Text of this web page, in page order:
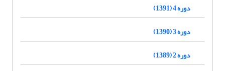
دوره 4 (1391)
دوره 3 (1390)
دوره 2 (1389)